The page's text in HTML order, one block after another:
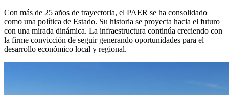
Con más de 25 años de trayectoria, el PAER se ha consolidado
como una política de Estado. Su historia se proyecta hacia el futuro
con una mirada dinámica. La infraestructura continúa creciendo con
la firme convicción de seguir generando oportunidades para el
desarrollo económico local y regional.